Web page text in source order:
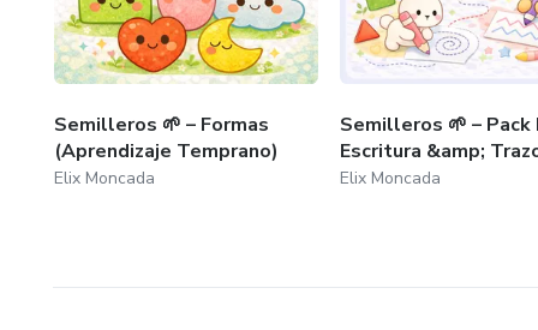
Educadores y cuidadores
📥 Importante
Este es un producto digital.
Semilleros 🌱 – Formas
(Aprendizaje Temprano)
Elix Moncada
Semilleros 🌱 – Pack
Escritura &amp;
Elix Moncada